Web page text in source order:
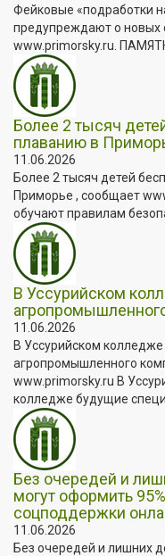
Фейковые «подработки
предупреждают о новых
www.primorsky.ru.
Более 2 тысяч
плаванию в
11.06.2026
Более 2 тысяч детей
Приморье , сообщает
обучают правилам
В Уссурийском
11.06.2026
В Уссурийском
агропромышленного
www.primorsky.ru В
колледже будущие
Без очередей и
могут оформить
соцподдержки
11.06.2026
Без очередей и лишних